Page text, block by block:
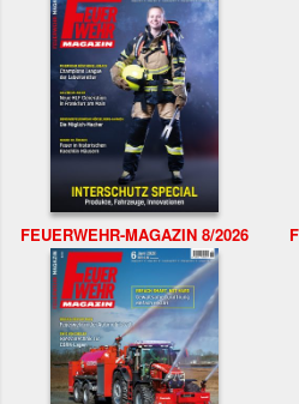
FEUERWEHR-MAGAZIN 8/2026